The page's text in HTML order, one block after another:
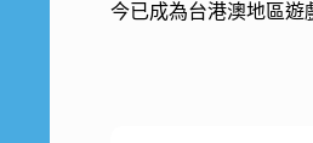
今已成為台港澳地區遊